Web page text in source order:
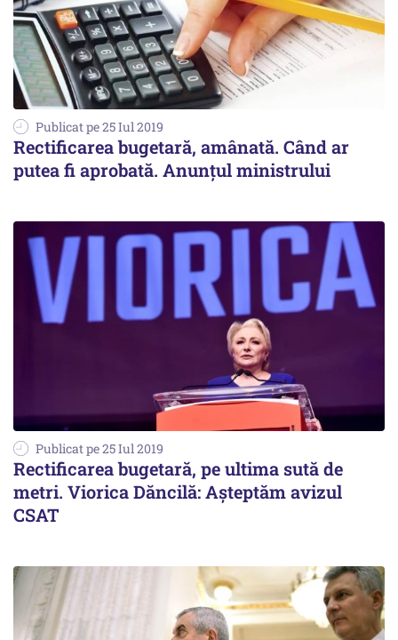
Publicat pe 25 Iul 2019
Rectificarea bugetară, amânată. Când ar
putea fi aprobată. Anunțul ministrului
Publicat pe 25 Iul 2019
Rectificarea bugetară, pe ultima sută de
metri. Viorica Dăncilă: Aşteptăm avizul
CSAT